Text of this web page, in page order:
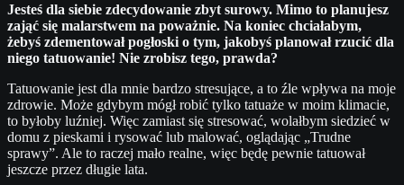
Jesteś dla siebie zdecydowanie zbyt surowy. Mimo to planujesz
zająć się malarstwem na poważnie. Na koniec chciałabym,
żebyś zdementował pogłoski o tym, jakobyś planował rzucić dla
niego tatuowanie! Nie zrobisz tego, prawda?
Tatuowanie jest dla mnie bardzo stresujące, a to źle wpływa na moje
zdrowie. Może gdybym mógł robić tylko tatuaże w moim klimacie,
to byłoby luźniej. Więc zamiast się stresować, wolałbym siedzieć w
domu z pieskami i rysować lub malować, oglądając „Trudne
sprawy”. Ale to raczej mało realne, więc będę pewnie tatuował
jeszcze przez długie lata.